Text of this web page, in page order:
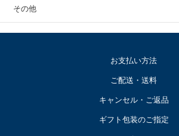
その他
お支払い方法
ご配送・送料
キャンセル・ご返品
ギフト包装のご指定